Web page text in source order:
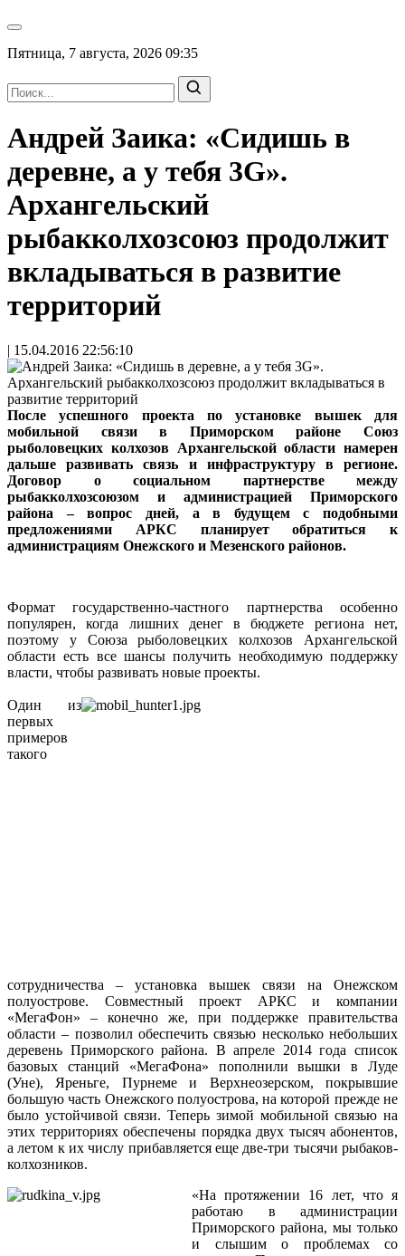
Пятница, 7 августа, 2026 09:35
Андрей Заика: «Сидишь в
деревне, а у тебя 3G».
Архангельский
рыбакколхозсоюз продолжит
вкладываться в развитие
территорий
| 15.04.2016 22:56:10
После успешного проекта по установке вышек для
мобильной связи в Приморском районе Союз
рыболовецких колхозов Архангельской области намерен
дальше развивать связь и инфраструктуру в регионе.
Договор о социальном партнерстве между
рыбакколхозсоюзом и администрацией Приморского
района – вопрос дней, а в будущем с подобными
предложениями АРКС планирует обратиться к
администрациям Онежского и Мезенского районов.
Формат государственно-частного партнерства особенно
популярен, когда лишних денег в бюджете региона нет,
поэтому у Союза рыболовецких колхозов Архангельской
области есть все шансы получить необходимую поддержку
власти, чтобы развивать новые проекты.
Один из
первых
примеров
такого
сотрудничества – установка вышек связи на Онежском
полуострове. Совместный проект АРКС и компании
«МегаФон» – конечно же, при поддержке правительства
области – позволил обеспечить связью несколько небольших
деревень Приморского района. В апреле 2014 года список
базовых станций «МегаФона» пополнили вышки в Луде
(Уне), Яреньге, Пурнеме и Верхнеозерском, покрывшие
большую часть Онежского полуострова, на которой прежде не
было устойчивой связи. Теперь зимой мобильной связью на
этих территориях обеспечены порядка двух тысяч абонентов,
а летом к их числу прибавляется еще две-три тысячи рыбаков-
колхозников.
«На протяжении 16 лет, что я
работаю в администрации
Приморского района, мы только
и слышим о проблемах со